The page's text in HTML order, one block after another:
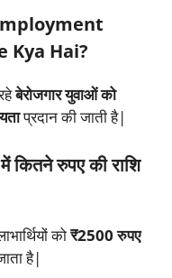
Kya Hai?
बेरोजगार युवाओं को
प्रदान की जाती है|
में कितने रुपए की राशि
को₹2500 रुपए
है|